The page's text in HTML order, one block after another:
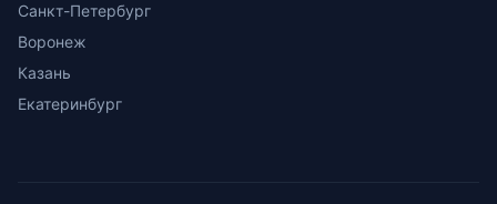
Санкт-Петербург
Воронеж
Казань
Екатеринбург